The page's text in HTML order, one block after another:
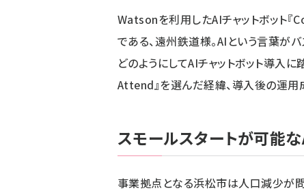
Watsonを利用したAIチャットボット『
である、遠州鉄道様。AIという言葉が
どのようにしてAIチャットボット導入
Attend』を選んだ経緯、導入後の運用
スモールスタートが可能
事業拠点となる浜松市は人口減少が問